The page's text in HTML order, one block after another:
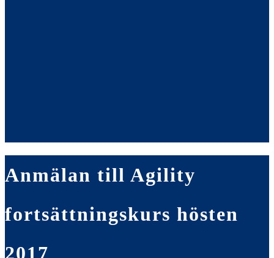
Anmälan till Agility
fortsättningskurs hösten
2017